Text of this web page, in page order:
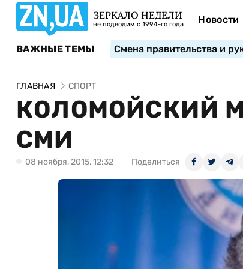
ЗЕРКАЛО НЕДЕЛИ
не подводим с 1994-го года Новости
ВАЖНЫЕ ТЕМЫ Смена правительства и
ГЛАВНАЯ СПОРТ
КОЛОМОЙСКИЙ
СМИ
08 ноября, 2015, 12:32 Поделиться